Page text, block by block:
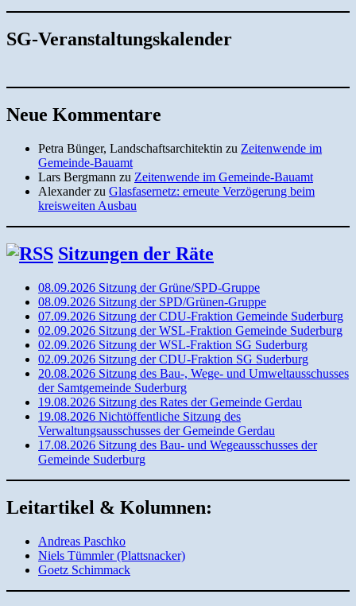
SG-Veranstaltungskalender
Neue Kommentare
Petra Bünger, Landschaftsarchitektin zu Zeitenwende im
Gemeinde-Bauamt
Lars Bergmann zu Zeitenwende im Gemeinde-Bauamt
Alexanderzu Glasfasernetz: erneute Verzögerung beim
kreisweiten Ausbau
Sitzungen der Räte
08.09.2026 Sitzung der Grüne/SPD-Gruppe
08.09.2026 Sitzung der SPD/Grünen-Gruppe
07.09.2026 Sitzung der CDU-Fraktion Gemeinde Suderburg
02.09.2026 Sitzung der WSL-Fraktion Gemeinde Suderburg
02.09.2026 Sitzung der WSL-Fraktion SG Suderburg
02.09.2026 Sitzung der CDU-Fraktion SG Suderburg
20.08.2026 Sitzung des Bau-, Wege- und Umweltausschusses
der Samtgemeinde Suderburg
19.08.2026 Sitzung des Rates der Gemeinde Gerdau
19.08.2026 Nichtöffentliche Sitzung des
Verwaltungsausschusses der Gemeinde Gerdau
17.08.2026 Sitzung des Bau- und Wegeausschusses der
Gemeinde Suderburg
Leitartikel & Kolumnen:
Andreas Paschko
Niels Tümmler (Plattsnacker)
Goetz Schimmack